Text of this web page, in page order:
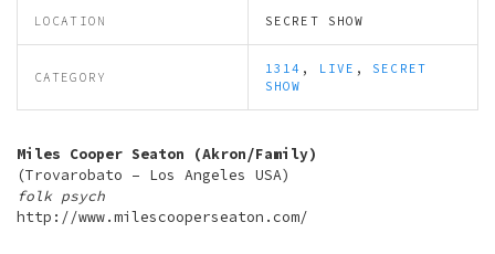
LOCATION SECRET SHOW
CATEGORY
1314 , LIVE , SECRET
SHOW
Miles Cooper Seaton (Akron/Family)
(Trovarobato – Los Angeles USA)
folk psych
http://www.milescooperseaton.com/